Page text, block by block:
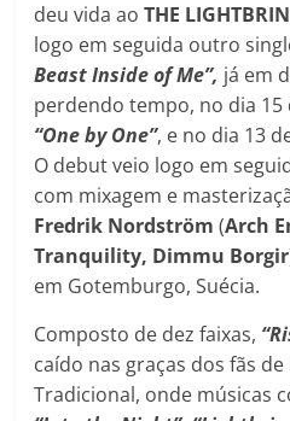
deu vida ao THE
logo em seguida outro
Beast Inside of Me”, já em
perdendo tempo, no dia 15
“One by One”, e no dia 13
O debut veio logo em
com mixagem e
Fredrik Nordström (Arch
Tranquility, Dimmu Borgir
em Gotemburgo, Suécia.
Composto de dez faixas,
caído nas graças dos fãs
Tradicional, onde músicas